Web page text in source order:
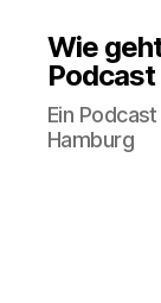
Wie
Podcast
Ein
Hamburg